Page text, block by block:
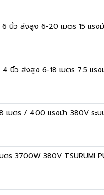
ว ส่งสูง 6-20 เมตร 15 แรงม้
ว ส่งสูง 6-18 เมตร 7.5 แรงม้
ตร / 400 แรงม้า 380V ระบบ
ร 3700W 380V TSURUMI